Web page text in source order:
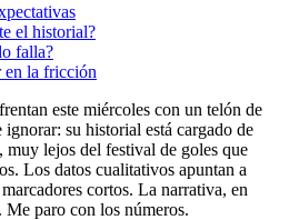
el historial?
falla?
en la fricción
este miércoles con un telón de
su historial está cargado de
muy lejos del festival de goles que
Los datos cualitativos apuntan a
cortos. La narrativa, en
Me paro con los números.